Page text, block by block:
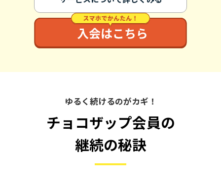
ゆるく続けるのがカギ！
チョコザップ会員の
継続の秘訣